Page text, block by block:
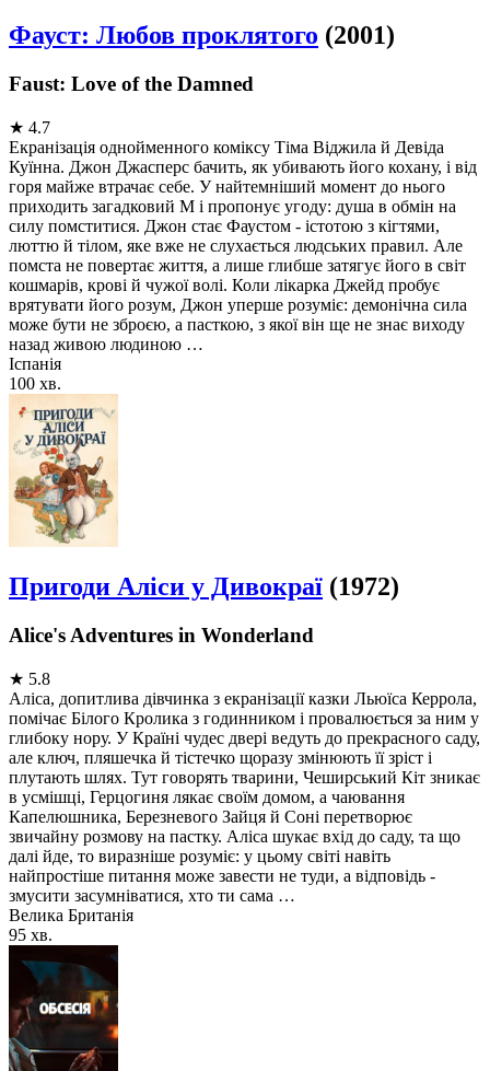
Фауст: Любов проклятого (2001)
Faust: Love of the Damned
★ 4.7
Екранізація однойменного коміксу Тіма Віджила й Девіда
Куїнна. Джон Джасперс бачить, як убивають його кохану, і від
горя майже втрачає себе. У найтемніший момент до нього
приходить загадковий М і пропонує угоду: душа в обмін на
силу помститися. Джон стає Фаустом - істотою з кігтями,
люттю й тілом, яке вже не слухається людських правил. Але
помста не повертає життя, а лише глибше затягує його в світ
кошмарів, крові й чужої волі. Коли лікарка Джейд пробує
врятувати його розум, Джон уперше розуміє: демонічна сила
може бути не зброєю, а пасткою, з якої він ще не знає виходу
назад живою людиною …
Іспанія
100 хв.
Пригоди Аліси у Дивокраї (1972)
Alice's Adventures in Wonderland
★ 5.8
Аліса, допитлива дівчинка з екранізації казки Льюїса Керрола,
помічає Білого Кролика з годинником і провалюється за ним у
глибоку нору. У Країні чудес двері ведуть до прекрасного саду,
але ключ, пляшечка й тістечко щоразу змінюють її зріст і
плутають шлях. Тут говорять тварини, Чеширський Кіт зникає
в усмішці, Герцогиня лякає своїм домом, а чаювання
Капелюшника, Березневого Зайця й Соні перетворює
звичайну розмову на пастку. Аліса шукає вхід до саду, та що
далі йде, то виразніше розуміє: у цьому світі навіть
найпростіше питання може завести не туди, а відповідь -
змусити засумніватися, хто ти сама …
Велика Британія
95 хв.